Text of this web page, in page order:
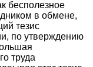
бесполезное
в обмене,
тезис
по утверждению
труда